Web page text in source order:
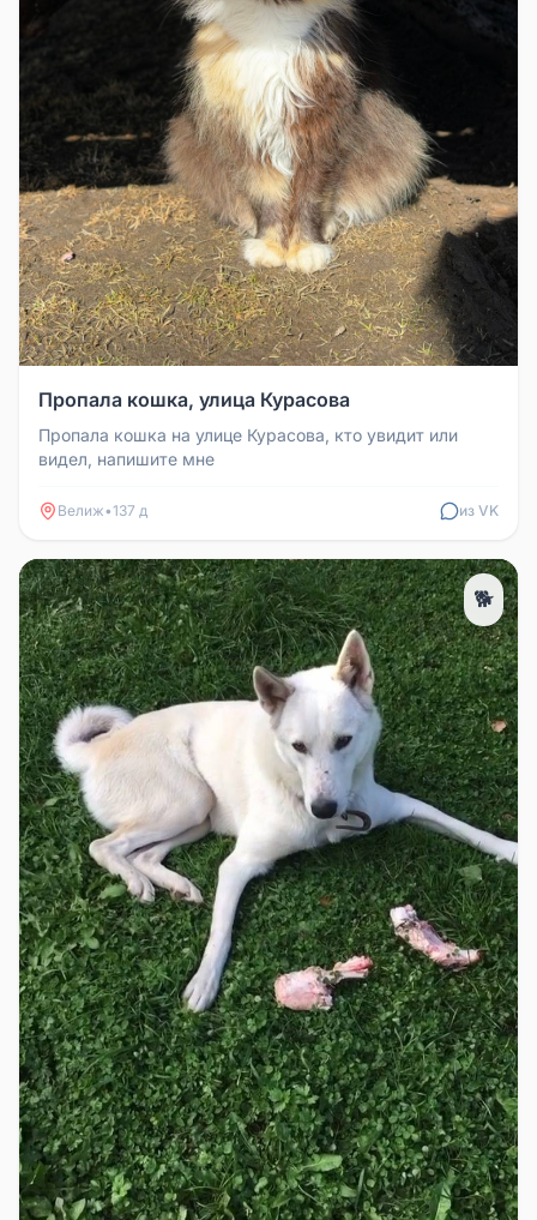
Пропала кошка, улица Курасова
Пропала кошка на улице Курасова, кто увидит или
видел, напишите мне
Велиж•137 д из VK
🐕